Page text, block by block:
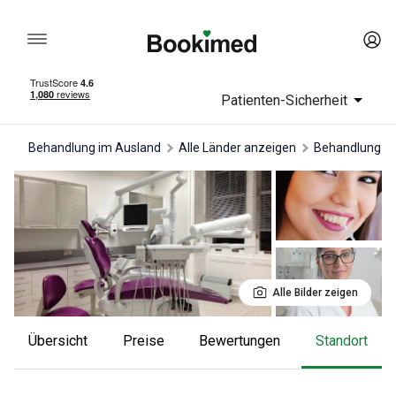
Patienten-Sicherheit
Behandlung im Ausland Alle Länder anzeigen Behandlung
Alle Bilder zeigen
Übersicht Preise Bewertungen Standort